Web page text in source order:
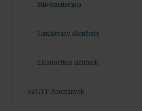
Művészetterápia
Tanúsítvány ellenőrzés
Elektronikus aláírások
SZGYF Adományok